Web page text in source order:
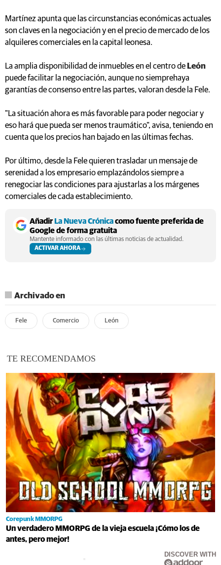
Martínez apunta que las circunstancias económicas actuales
son claves en la negociación y en el precio de mercado de los
alquileres comerciales en la capital leonesa.
La amplia disponibilidad de inmuebles en el centro de León
puede facilitar la negociación, aunque no siemprehaya
garantías de consenso entre las partes, valoran desde la Fele.
"La situación ahora es más favorable para poder negociar y
eso hará que pueda ser menos traumático", avisa, teniendo en
cuenta que los precios han bajado en las últimas fechas.
Por último, desde la Fele quieren trasladar un mensaje de
serenidad a los empresario emplazándolos siempre a
renegociar las condiciones para ajustarlas a los márgenes
comerciales de cada establecimiento.
Añadir La Nueva Crónicacomo fuente preferida de
Google de forma gratuita
Mantente informado con las últimas noticias de actualidad.
ACTIVAR AHORA
Archivado en
Fele Comercio León
TE RECOMENDAMOS
Corepunk MMORPG
Un verdadero MMORPG de la vieja escuela ¡Cómo los de
antes, pero mejor!
DISCOVER WITH